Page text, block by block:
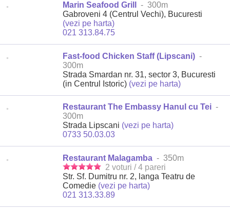
Marin Seafood Grill
- 300m
Gabroveni 4 (Centrul Vechi), Bucuresti
(vezi pe harta)
021 313.84.75
Fast-food Chicken Staff (Lipscani) -
300m
Strada Smardan nr. 31, sector 3, Bucuresti
(in Centrul Istoric) (vezi pe harta)
Restaurant The Embassy Hanul cu Tei -
300m
Strada Lipscani (vezi pe harta)
0733 50.03.03
Restaurant Malagamba - 350m
2 voturi / 4 pareri
Str. Sf. Dumitru nr. 2, langa Teatru de
Comedie (vezi pe harta)
021 313.33.89